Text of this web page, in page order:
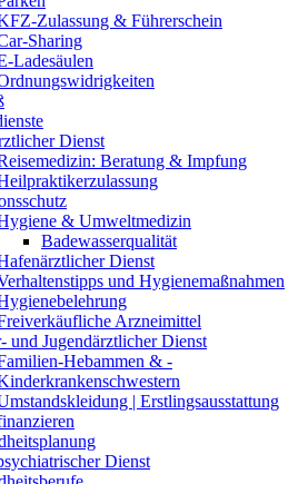
Zulassung & Führerschein
Sharing
Ladesäulen
Dienst
Beratung & Impfung
& Umweltmedizin
Badewasserqualität
Dienst
und Hygienemaßnahmen
Arzneimittel
und Jugendärztlicher Dienst
Hebammen & -
| Erstlingsausstattung
Dienst